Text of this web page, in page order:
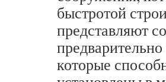
быстротой
представляют
которые